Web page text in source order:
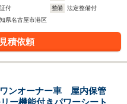
付 整備
法定整備付
県名古屋市港区
積依頼
ンオーナー車 屋内保管
ー機能付きパワーシート